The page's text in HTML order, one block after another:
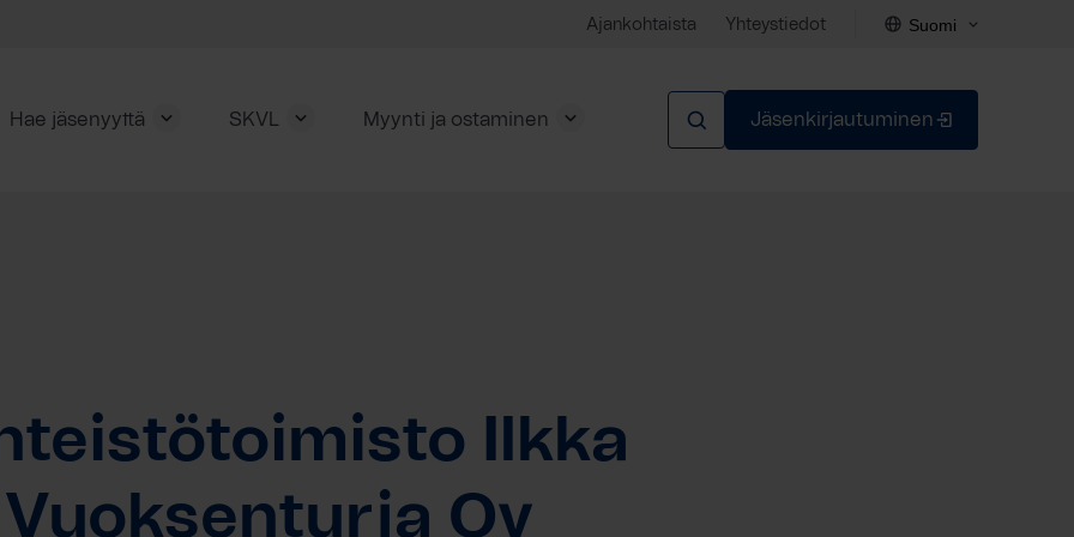
Ajankohtaista Yhteystiedot Suomi
Hae jäsenyyttä SKVL Myynti ja ostaminen Jäsenkirjautuminen
Ilkka
Vuoksenturja Oy